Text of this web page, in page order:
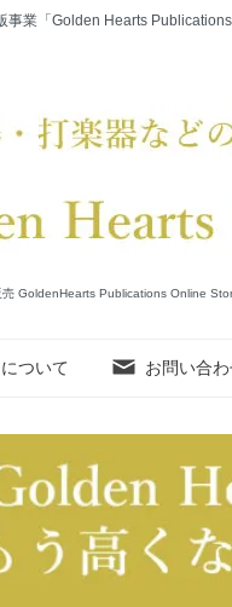
事業「Golden Hearts
GoldenHearts Publications Online
ついて お問い合